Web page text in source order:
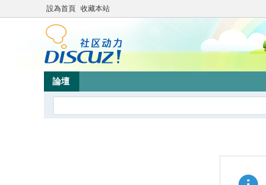
設為首頁 收藏本站
論壇